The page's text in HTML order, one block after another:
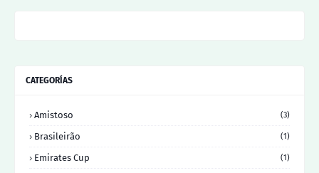
CATEGORÍAS
Amistoso (3)
Brasileirão (1)
Emirates Cup (1)